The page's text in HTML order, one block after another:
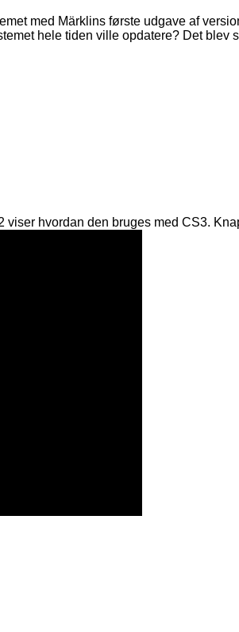
med Märklins første udgave af
hele tiden ville opdatere? Det blev
hvordan den bruges med CS3.